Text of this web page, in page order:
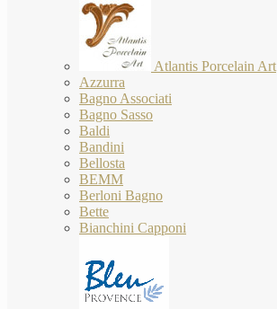
Atlantis Porcelain Art
Azzurra
Bagno Associati
Bagno Sasso
Baldi
Bandini
Bellosta
BEMM
Berloni Bagno
Bette
Bianchini Capponi